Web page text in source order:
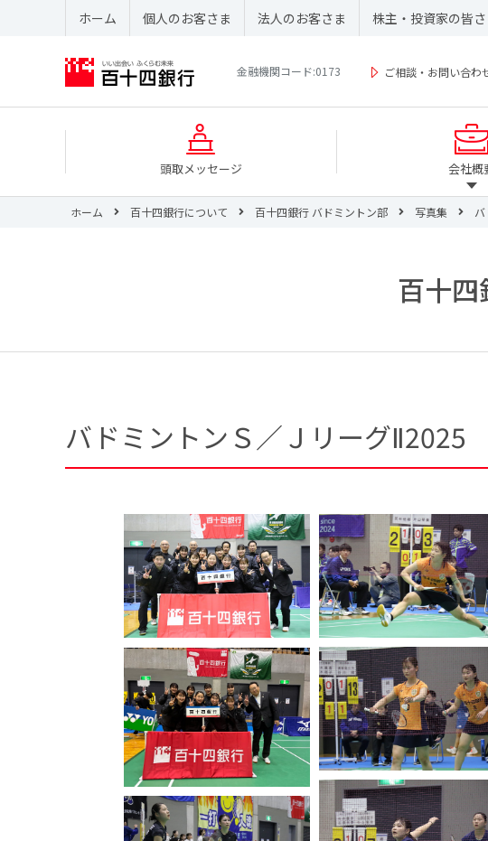
ホーム 個人のお客さま 法人のお客さま 株主・投資家の皆さ
金融機関コード:0173 ご相談・お問い合わ
頭取メッセージ 会社概
ホーム 百十四銀行について 百十四銀行 バドミントン部 写真集
百十
バドミントンＳ／Ｊリーグ